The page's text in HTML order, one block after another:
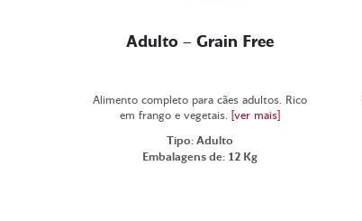
Adulto – Grain Free
Alimento completo para cães adultos. Rico
em frango e vegetais. [ver mais]
Tipo: Adulto
Embalagens de: 12 Kg